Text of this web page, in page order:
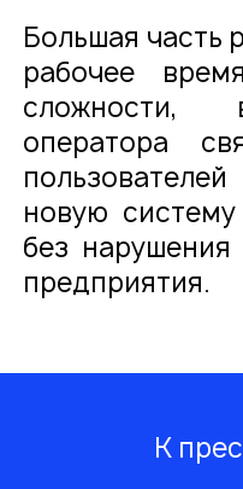
Большая часть
рабочее
сложности,
оператора
новую
без
предприятия.
К